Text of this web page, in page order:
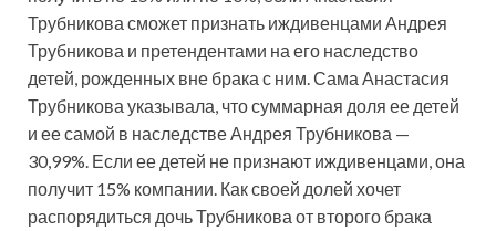
Трубникова сможет признать иждивенцами Андрея
Трубникова и претендентами на его наследство
детей, рожденных вне брака с ним. Сама Анастасия
Трубникова указывала, что суммарная доля ее детей
и ее самой в наследстве Андрея Трубникова —
30,99%. Если ее детей не признают иждивенцами, она
получит 15% компании. Как своей долей хочет
распорядиться дочь Трубникова от второго брака